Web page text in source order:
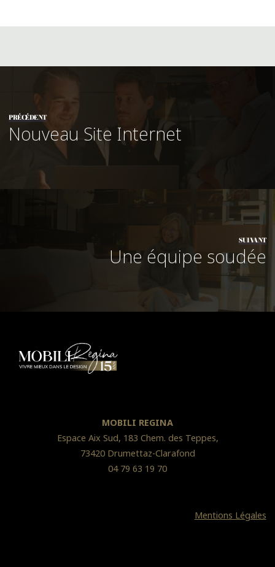
PRÉCÉDENT
Nouveau Site Internet
SUIVANT
Une équipe soudée
MOBILI REGINA
Espace Aix Sud, 183 Chem. des Teppes,
73420 Drumettaz-Clarafond
04 79 63 19 70
Mentions Légales